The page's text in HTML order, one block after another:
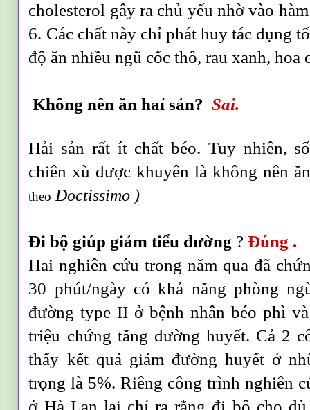
cholesterol gây ra chủ yếu nhờ vào
6. Các chất này chỉ phát huy tác dụng
độ ăn nhiều ngũ cốc thô, rau xanh, hoa
Không nên ăn haỉ sản? Sai.
Hải sản rất ít chất béo. Tuy nhiên,
chiên xù được khuyên là không nên
theo Doctissimo )
Đi bộ giúp giảm tiểu đường ? Đúng .
Hai nghiên cứu trong năm qua đã
30 phút/ngày có khả năng phòng
đường type II ở bệnh nhân béo phì
triệu chứng tăng đường huyết. Cả 2
thấy kết quả giảm đường huyết ở
trọng là 5%. Riêng công trình nghiên